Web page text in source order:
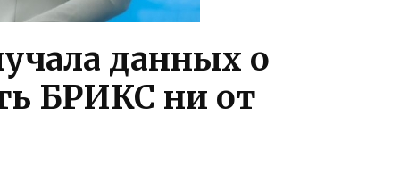
данных о
БРИКС ни от